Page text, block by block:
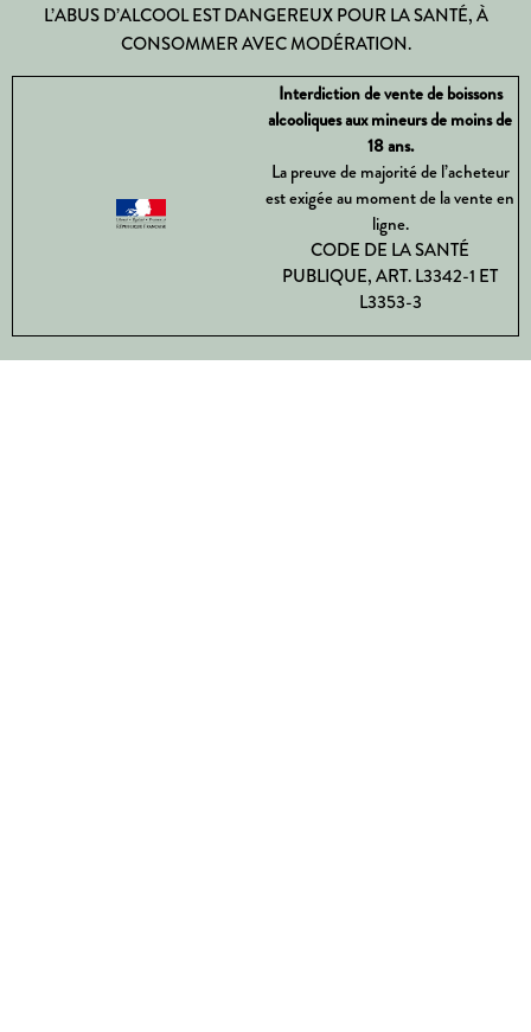
L’ABUS D’ALCOOL EST DANGEREUX POUR LA SANTÉ, À
CONSOMMER AVEC MODÉRATION.
Interdiction de vente de boissons
alcooliques aux mineurs de moins de
18 ans.
La preuve de majorité de l’acheteur
est exigée au moment de la vente en
ligne.
CODE DE LA SANTÉ
PUBLIQUE, ART. L3342-1 ET
L3353-3